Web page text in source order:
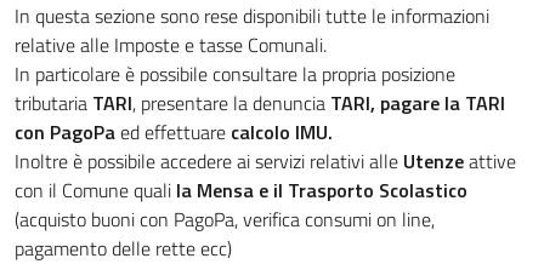
In questa sezione sono rese disponibili tutte le informazioni
relative alle Imposte e tasse Comunali.
In particolare è possibile consultare la propria posizione
tributaria TARI, presentare la denuncia TARI, pagare la TARI
con PagoPaed effettuare calcolo IMU.
Inoltre è possibile accedere ai servizi relativi alle Utenzeattive
con il Comune quali la Mensa e il Trasporto Scolastico
(acquisto buoni con PagoPa, verifica consumi on line,
pagamento delle rette ecc)